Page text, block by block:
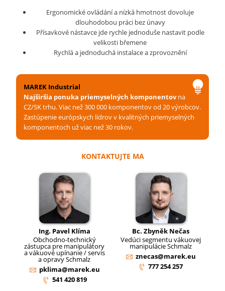
Ergonomické ovládání a nízká hmotnost dovoluje
dlouhodobou práci bez únavy
Přísavkové nástavce jde rychle jednoduše nastavit podle
velikosti břemene
Rychlá a jednoduchá instalace a zprovoznění
MAREK Industrial
Najširšia ponuka priemyselných komponentovna
CZ/SK trhu. Viac než 300 000 komponentov od 20 výrobcov.
Zastúpenie európskych lídrov v kvalitných priemyselných
komponentoch už viac než 30 rokov.
KONTAKTUJTE MA
Ing. Pavel Klíma
Obchodno-technický
zástupca pre manipulátory
a vákuové upínanie / servis
a opravy Schmalz
pklima@marek.eu
541 420 819
Bc. Zbyněk Nečas
Vedúci segmentu vákuovej
manipulácie Schmalz
znecas@marek.eu
777 254 257